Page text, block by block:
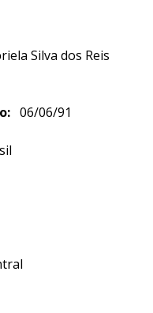
Silva dos Reis
06/06/91
Brasil